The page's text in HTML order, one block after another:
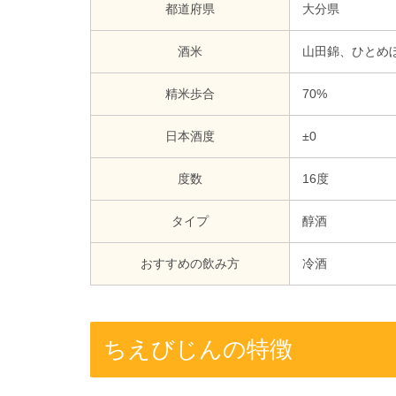
都道府県 大分県
酒米 山田錦、ひとめ
精米歩合 70%
日本酒度 ±0
度数 16度
タイプ 醇酒
おすすめの飲み方 冷酒
ちえびじんの特徴